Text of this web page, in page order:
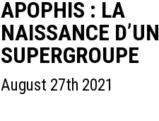
APOPHIS : LA
NAISSANCE D’UN
SUPERGROUPE
August 27th 2021